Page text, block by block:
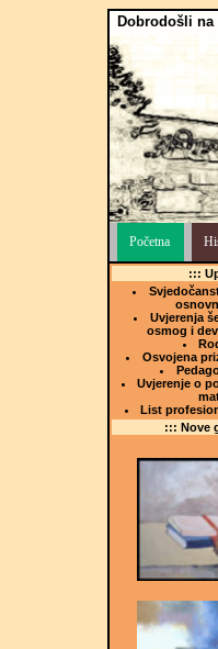
Dobrodošli
Početna
:::
Uvjerenja
osmog i
Osvojena
Uvjerenje o
List
::: Nove